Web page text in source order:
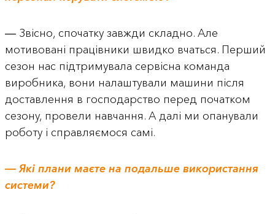
― Звісно, спочатку завжди складно. Але
мотивовані працівники швидко вчаться. Перший
сезон нас підтримувала сервісна команда
виробника, вони налаштували машини після
доставлення в господарство перед початком
сезону, провели навчання. А далі ми опанували
роботу і справляємося самі.
― Які плани маєте на подальше використання
системи?